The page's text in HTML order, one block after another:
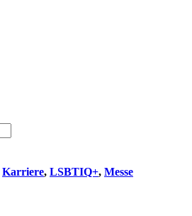
Karriere, LSBTIQ+, Messe